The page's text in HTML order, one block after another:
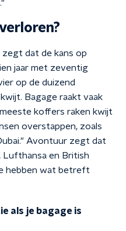
dat de kans op
jaar met zeventig
op de duizend
Bagage raakt vaak
koffers raken kwijt
overstappen, zoals
Avontuur zegt dat
en British
hebben wat betreft
als je bagage is